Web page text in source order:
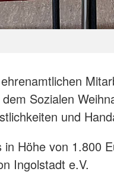
Sozialen
und
in Höhe von 1.800
Ingolstadt e.V.